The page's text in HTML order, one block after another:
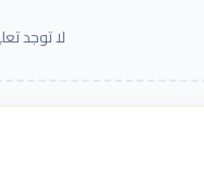
لا توجد